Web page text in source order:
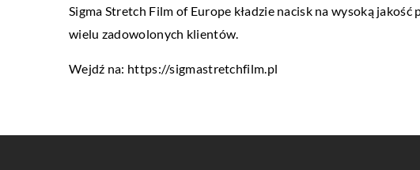
Sigma Stretch Film of Europe kładzie nacisk na wysoką
wielu zadowolonych klientów.
Wejdź na: https://sigmastretchfilm.pl